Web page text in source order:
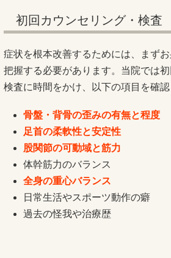
初回カウンセリング・検査
症状を根本改善するためには、まず
把握する必要があります。当院では
検査に時間をかけ、以下の項目を確認
骨盤・背骨の歪みの有無と程度
足首の柔軟性と安定性
股関節の可動域と筋力
体幹筋力のバランス
全身の重心バランス
日常生活やスポーツ動作の癖
過去の怪我や治療歴